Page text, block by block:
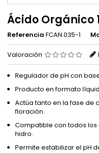
Ácido Orgánico
Referencia FCAN.035-1
Valoración
Regulador de pH con
Producto en formato
Actúa tanto en la fase de
floración.
Compatible con todos
hidro.
Permite estabilizar el pH